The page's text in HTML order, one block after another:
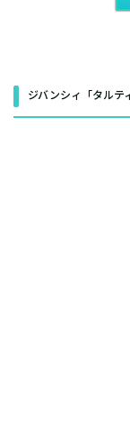
ジバンシィ「タルテ